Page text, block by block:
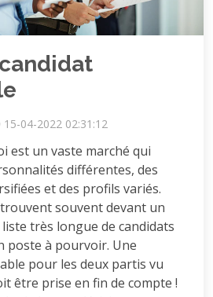
15-04-2022 02:31:12
est un vaste marché qui
différentes, des
et des profils variés.
souvent devant un
très longue de candidats
poste à pourvoir. Une
pour les deux partis vu
être prise en fin de compte !